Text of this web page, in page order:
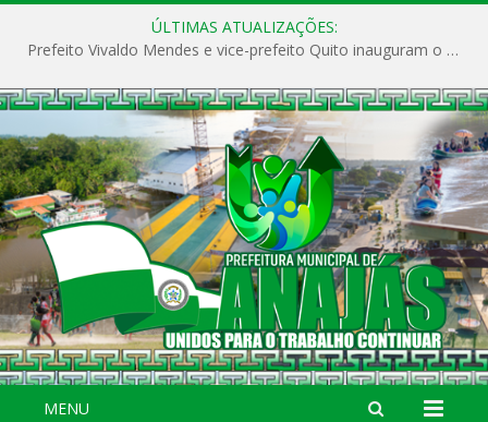
ÚLTIMAS ATUALIZAÇÕES:
Prefeito Vivaldo Mendes e vice-prefeito Quito inauguram o CAPS e fortalecem a saúde pública em Anajás.
MENU